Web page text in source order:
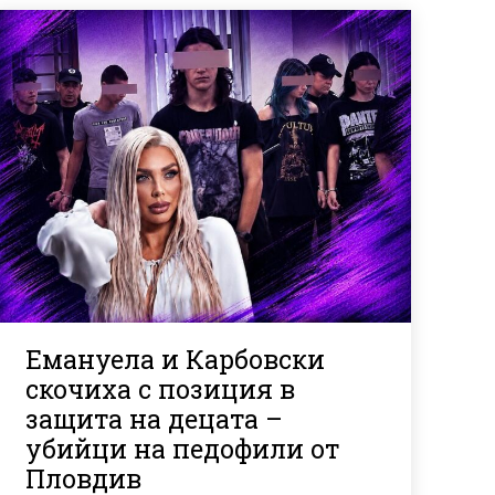
Емануела и Карбовски
скочиха с позиция в
защита на децата –
убийци на педофили от
Пловдив